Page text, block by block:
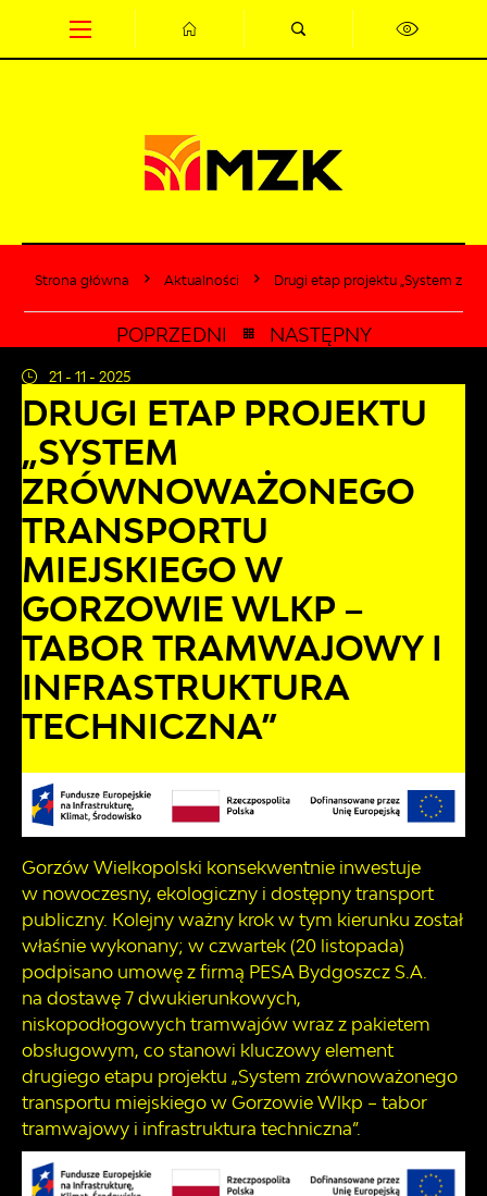
Przejdź do wyszukiwarki.
Przejdź do ustawień wielkości czcionki.
Wyłącz wersję kontrastową strony.
Strona główna Aktualności Drugi etap projektu „System
POPRZEDNI NASTĘPNY
21 - 11 - 2025
DRUGI ETAP PROJEKTU
„SYSTEM
ZRÓWNOWAŻONEGO
TRANSPORTU
MIEJSKIEGO W
GORZOWIE WLKP –
TABOR TRAMWAJOWY I
INFRASTRUKTURA
TECHNICZNA”
Gorzów Wielkopolski konsekwentnie inwestuje
w nowoczesny, ekologiczny i dostępny transport
publiczny. Kolejny ważny krok w tym kierunku został
właśnie wykonany; w czwartek (20 listopada)
podpisano umowę z firmą PESA Bydgoszcz S.A.
na dostawę 7 dwukierunkowych,
niskopodłogowych tramwajów wraz z pakietem
obsługowym, co stanowi kluczowy element
drugiego etapu projektu „System zrównoważonego
transportu miejskiego w Gorzowie Wlkp – tabor
tramwajowy i infrastruktura techniczna”.